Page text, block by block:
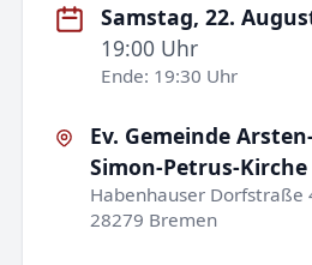
Samstag, 22.
19:00 Uhr
Ende: 19:30 Uhr
Ev. Gemeinde
Simon-Petrus-Kirche
Habenhauser Dorfstraße
28279 Bremen